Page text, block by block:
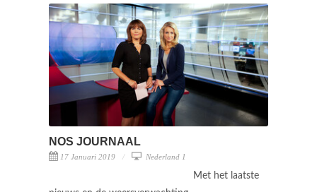
NOS JOURNAAL
17 Januari 2019 Nederland 1
Met het laatste